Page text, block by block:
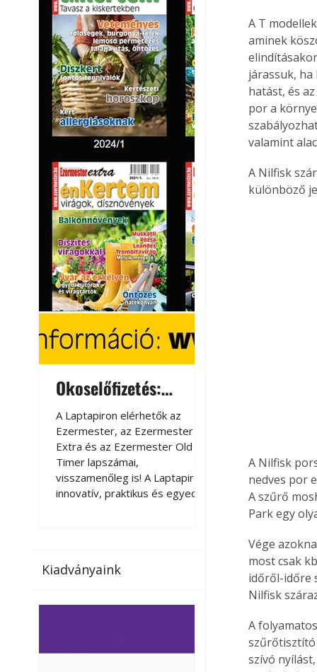
Okoselőfizetés:
Ezermester Extra
A Laptapiron elérhetők az
Ezermester, az Ezermester
Extra és az Ezermester Old
Timer lapszámai,
visszamenőleg is! A Laptapir új,
innovatív, praktikus és egyedi
az otthonában, útközben vagy
elérhetők lapszámaink. Bárhol,
Timer lapszámai,
visszamenőleg is! A
innovatív, praktikus
megoldás a
magazinok digitális
számítógépen,
vagy táblagépen.
az otthonában,
nyaralás, pihenés
elérhetők
vagy dolgozva is
Ezermester
Laptapir kényelmes
Kiadványaink
A T
aminek
járassuk,
hatást, és
por a
valamint
A Nilfisk
különböző
A Nilfisk
nedves por
A szűrő
Park egy
Vége
most csak
időről-időre
Nilfisk
A
szűrőtisztító
szívó